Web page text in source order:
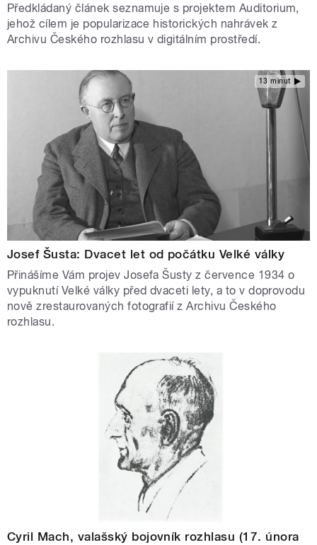
Předkládaný článek seznamuje s projektem Auditorium,
jehož cílem je popularizace historických nahrávek z
Archivu Českého rozhlasu v digitálním prostředí.
13 minut
Josef Šusta: Dvacet let od počátku Velké války
Přinášíme Vám projev Josefa Šusty z července 1934 o
vypuknutí Velké války před dvaceti lety, a to v doprovodu
nově zrestaurovaných fotografií z Archivu Českého
rozhlasu.
Cyril Mach, valašský bojovník rozhlasu (17. února